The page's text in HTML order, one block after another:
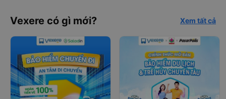
Vexere có gì mới? Xem tất cả